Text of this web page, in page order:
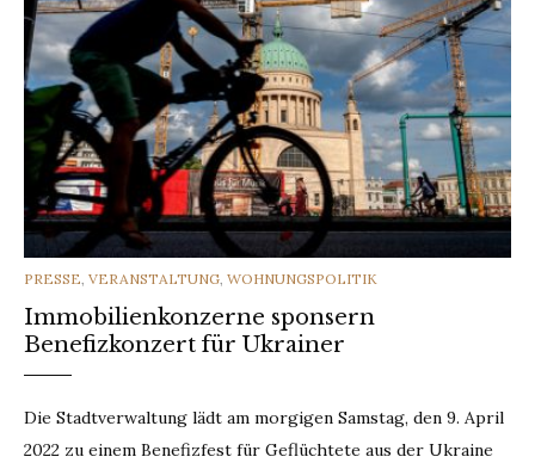
CATEGORIES
PRESSE, VERANSTALTUNG, WOHNUNGSPOLITIK
Immobilienkonzerne sponsern
Benefizkonzert für Ukrainer
Die Stadtverwaltung lädt am morgigen Samstag, den 9. April
2022 zu einem Benefizfest für Geflüchtete aus der Ukraine